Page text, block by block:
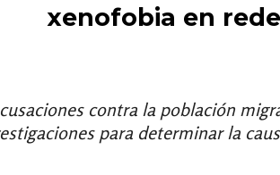
xenofobia en
contra la población
para determinar la